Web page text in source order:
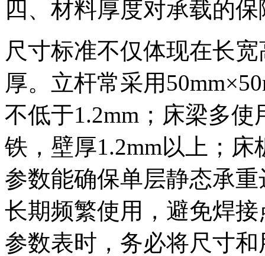
四、材料厚度对承载的保
尺寸标准不仅体现在长
厚。立杆常采用
不低于1.2mm；床梁多使
铁，壁厚1.2mm以上；
参数能确保单层静态承
长期频繁使用，避免焊
参数表时，务必将尺寸